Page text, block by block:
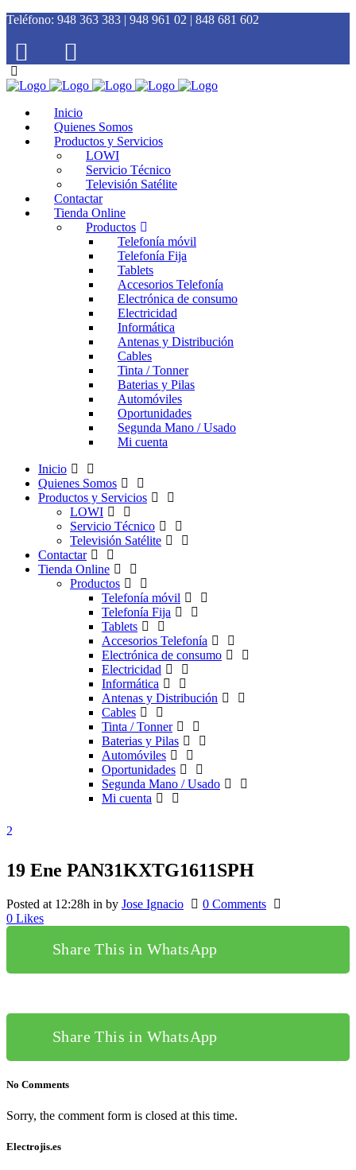
Teléfono: 948 363 383 | 948 961 02 | 848 681 602
Inicio
Quienes Somos
Productos y Servicios
LOWI
Servicio Técnico
Televisión Satélite
Contactar
Tienda Online
Productos
Telefonía móvil
Telefonía Fija
Tablets
Accesorios Telefonía
Electrónica de consumo
Electricidad
Informática
Antenas y Distribución
Cables
Tinta / Tonner
Baterias y Pilas
Automóviles
Oportunidades
Segunda Mano / Usado
Mi cuenta
Inicio
Quienes Somos
Productos y Servicios
LOWI
Servicio Técnico
Televisión Satélite
Contactar
Tienda Online
Productos
Telefonía móvil
Telefonía Fija
Tablets
Accesorios Telefonía
Electrónica de consumo
Electricidad
Informática
Antenas y Distribución
Cables
Tinta / Tonner
Baterias y Pilas
Automóviles
Oportunidades
Segunda Mano / Usado
Mi cuenta
19 Ene PAN31KXTG1611SPH
Posted at 12:28h in by Jose Ignacio
0 Comments
0 Likes
Share This in WhatsApp
Share This in WhatsApp
No Comments
Sorry, the comment form is closed at this time.
Electrojis.es